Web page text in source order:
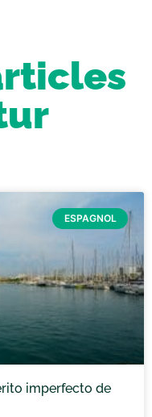
ESPAGNOL
imperfecto de